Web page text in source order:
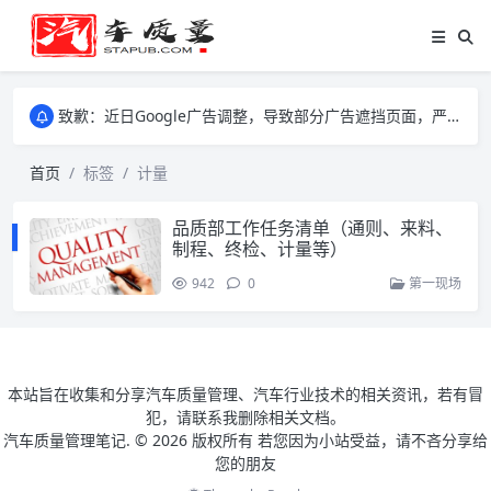
致歉：近日Google广告调整，导致部分广告遮挡页面，严重影响大家访问体验，将尽快调整完成，由此带来的不便，特意致歉！
致歉：近日Google广告调整，导致部分广告遮挡页面，严重影响大家访问体验，将尽快调整完成，由此带来的不便，特意致歉！
首页 标签 计量
品质部工作任务清单（通则、来料、
制程、终检、计量等）
942 0 第一现场
本站旨在收集和分享汽车质量管理、汽车行业技术的相关资讯，若有冒
犯，请联系我删除相关文档。
汽车质量管理笔记. © 2026 版权所有 若您因为小站受益，请不吝分享给
您的朋友